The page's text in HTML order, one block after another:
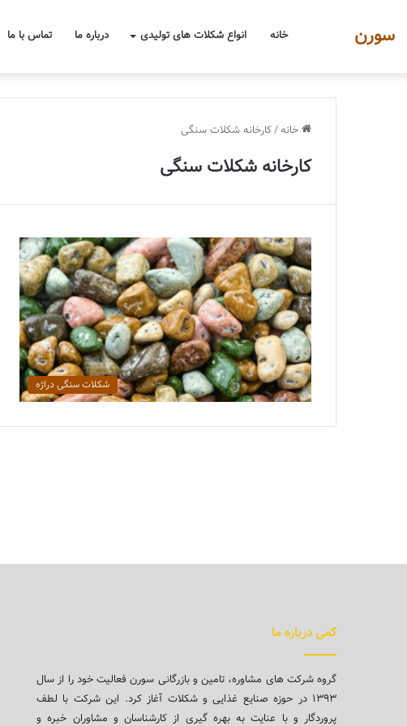
سورن خانه انواع شکلات های تولیدی درباره ما تماس با ما
خانه/کارخانه شکلات سنگی
کارخانه شکلات سنگی
شکلات سنگی دراژه
کمی درباره ما
گروه شرکت های مشاوره، تامین و بازرگانی سورن فعالیت خود را از سال
۱۳۹۳ در حوزه صنایع غذایی و شکلات آغاز کرد. این شرکت با لطف
پروردگار و با عنایت به بهره گیری از کارشناسان و مشاوران خبره و